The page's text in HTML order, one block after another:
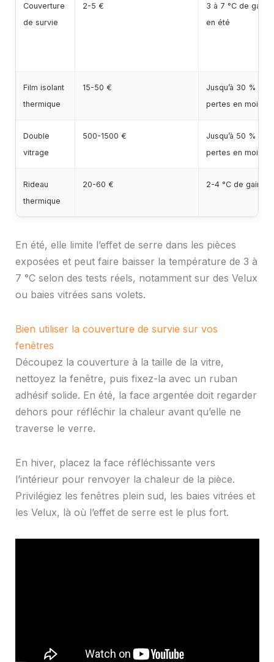
Couverture
de survie
2-5 €
3 à 7 °C de gain
en été
Film isolant
thermique
15-50 €
Jusqu’à 30 % de
pertes en moins
Double
vitrage
500-1500 €
Jusqu’à 50 % de
pertes en moins
Rideau
thermique
20-60 € 2-4 °C de gain
En été, elle limite l’effet de serre dans les pièces
exposées et peut faire baisser la température de 3 à
7 °C selon des tests réels, notamment sur des Velux
ou baies vitrées sans volets.
Bien utiliser la couverture de survie sur vos
fenêtres
Découpez la couverture à la taille de la vitre,
nettoyez la fenêtre, puis fixez-la avec un ruban
adhésif solide. En été, la face argentée doit regarder
dehors pour réfléchir la chaleur avant qu’elle ne
traverse le verre.
En hiver, placez la face réfléchissante vers
l’intérieur pour renvoyer la chaleur de la pièce.
Privilégiez les fenêtres plein sud, les baies vitrées et
les Velux, là où l’effet de serre est le plus fort.